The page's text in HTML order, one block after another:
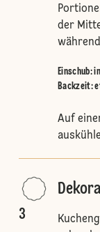
der
Einschub:
Backzeit:
Auf
3